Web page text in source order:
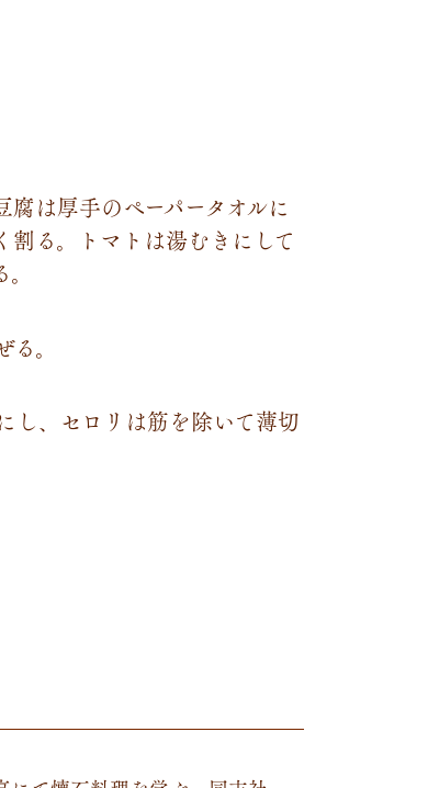
は厚手のペーパータオルに
る。トマトは湯むきにして
。
し、セロリは筋を除いて薄切